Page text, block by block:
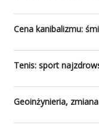
Cena kanibalizmu:
Tenis: sport
Geoinżynieria,